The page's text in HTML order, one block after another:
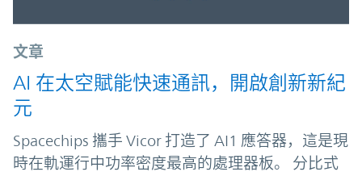
文章
AI 在太空賦能快速通訊，開啟創新新紀
元
Spacechips 攜手 Vicor 打造了 AI1 應答器，這是現
時在軌運行中功率密度最高的處理器板。 分比式